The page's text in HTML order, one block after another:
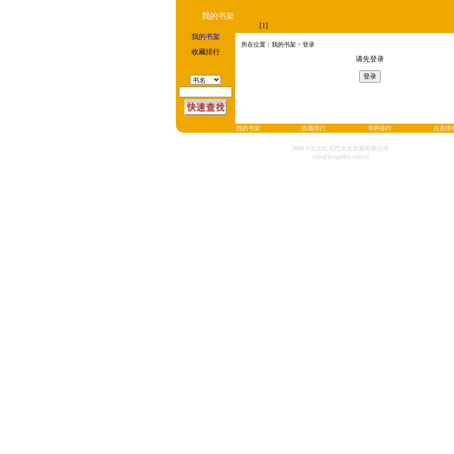
我的书架
[1]
我的书架
收藏排行
所在位置：我的书架 > 登录
请先登录
我的书架 收藏排行 书评排行 点击排
2000 ©北京红泥巴文化发展有限公司
club@hongniba.com.cn